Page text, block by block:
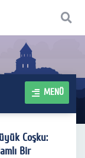
MENÜ
Coşku:
Bir